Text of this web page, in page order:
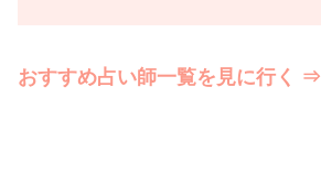
おすすめ占い師一覧を見に行く ⇒